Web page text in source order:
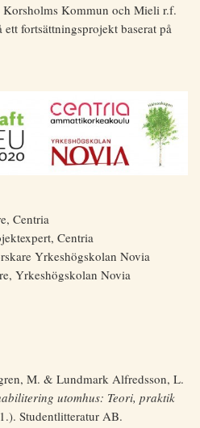
Korsholms Kommun och Mieli r.f.
fortsättningsprojekt baserat på
Centria
Centria
Yrkeshögskolan Novia
Yrkeshögskolan Novia
M. & Lundmark Alfredsson, L.
utomhus: Teori, praktik
Studentlitteratur AB.